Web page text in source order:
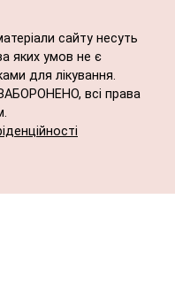
сайту несуть
яких умов не є
для лікування.
всі права